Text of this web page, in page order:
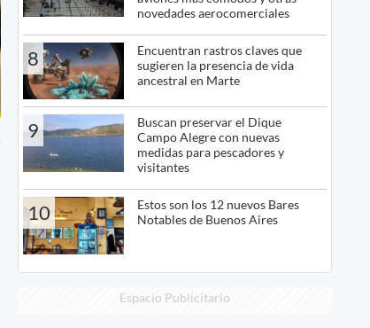
novedades aerocomerciales
8
Encuentran rastros claves que
sugieren la presencia de vida
ancestral en Marte
9
Buscan preservar el Dique
Campo Alegre con nuevas
medidas para pescadores y
visitantes
10
Estos son los 12 nuevos Bares
Notables de Buenos Aires
Espacio Publicitario